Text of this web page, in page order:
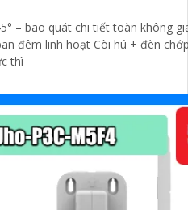
– bao quát chi tiết toàn không
đêm linh hoạt Còi hú + đèn
thì